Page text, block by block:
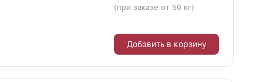
(при заказе от 50 кг)
Добавить в корзину